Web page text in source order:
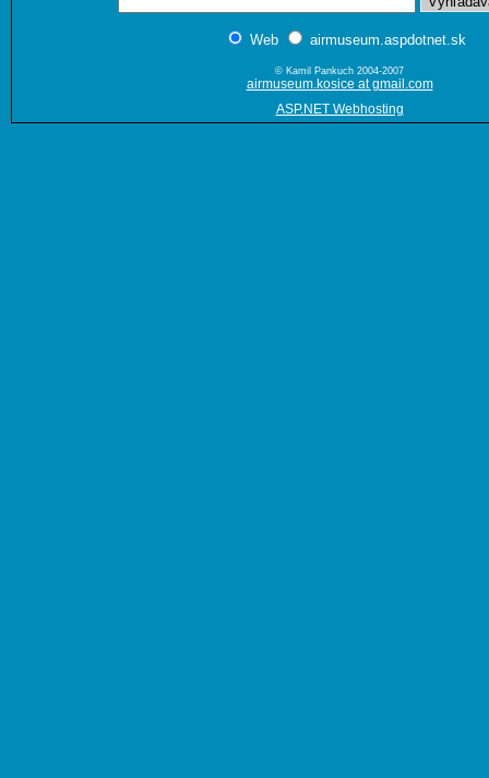
Web airmuseum.aspdotnet.sk
© Kamil Pankuch 2004-2007
airmuseum.kosice at gmail.com
ASP.NET Webhosting